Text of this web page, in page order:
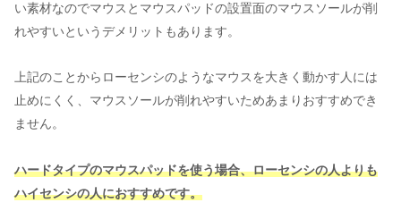
い素材なのでマウスとマウスパッドの設置面のマウスソールが削
れやすいというデメリットもあります。
上記のことからローセンシのようなマウスを大きく動かす人には
止めにくく、マウスソールが削れやすいためあまりおすすめでき
ません。
ハードタイプのマウスパッドを使う場合、ローセンシの人よりも
ハイセンシの人におすすめです。